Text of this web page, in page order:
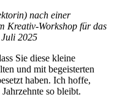
nach einer
Kreativ-Workshop für das
2025
Sie diese kleine
und mit begeisterten
haben. Ich hoffe,
so bleibt.